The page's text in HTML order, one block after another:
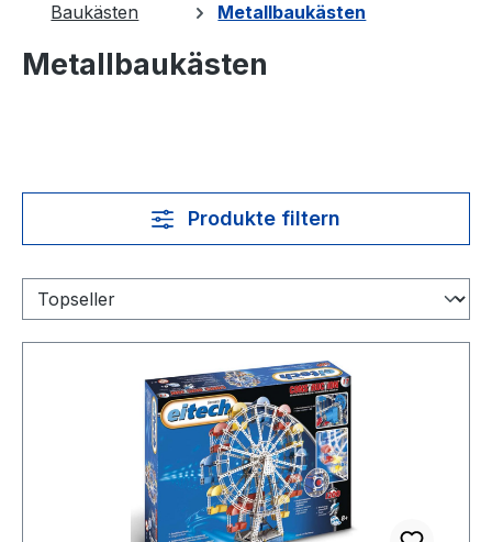
Baukästen
Metallbaukästen
Metallbaukästen
Produkte filtern